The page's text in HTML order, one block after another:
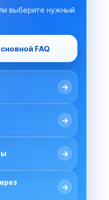
выберите нужный
FAQ
→
→
→
→